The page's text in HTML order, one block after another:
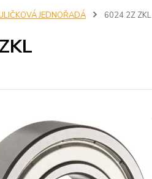
JEDNOŘADÁ 6024 2Z ZKL